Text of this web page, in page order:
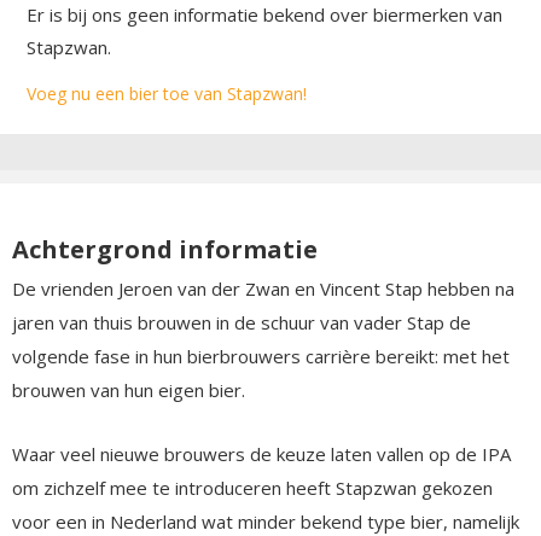
Er is bij ons geen informatie bekend over biermerken van
Stapzwan.
Voeg nu een bier toe van Stapzwan!
Achtergrond informatie
De vrienden Jeroen van der Zwan en Vincent Stap hebben na
jaren van thuis brouwen in de schuur van vader Stap de
volgende fase in hun bierbrouwers carrière bereikt: met het
brouwen van hun eigen bier.
Waar veel nieuwe brouwers de keuze laten vallen op de IPA
om zichzelf mee te introduceren heeft Stapzwan gekozen
voor een in Nederland wat minder bekend type bier, namelijk